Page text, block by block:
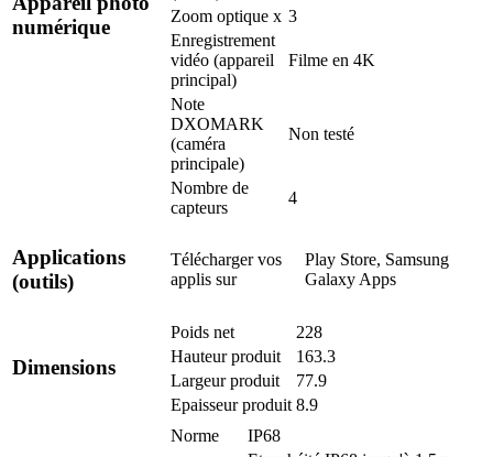
numérique
Zoom optique x 3
Enregistrement
vidéo (appareil
principal)
Filme en 4K
Note
DXOMARK
(caméra
principale)
Non testé
Nombre de
capteurs
4
Applications
(outils)
Télécharger vos
applis sur
Play Store, Samsung
Galaxy Apps
Dimensions
Poids net
228
Hauteur produit
163.3
Largeur produit
77.9
Epaisseur produit 8.9
Norme
IP68